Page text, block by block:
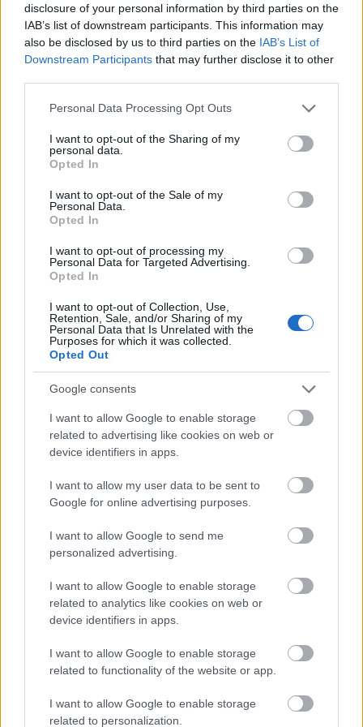
disclosure of your personal information by third parties on the
IAB’s list of downstream participants. This information may
also be disclosed by us to third parties on the IAB’s List of
Downstream Participants that may further disclose it to other
Please note that this website/app uses one or more Google
not limited to your visit or usage behaviour. You may click to
grant or deny consent to Google and its third-party tags to
use your data for below specified purposes in below Google
consent section.
Personal Data Processing Opt Outs
I want to opt-out of the Sharing of my
personal data.
Opted In
I want to opt-out of the Sale of my
Personal Data.
Opted In
I want to opt-out of processing my
Personal Data for Targeted Advertising.
Opted In
I want to opt-out of Collection, Use,
Retention, Sale, and/or Sharing of my
Personal Data that Is Unrelated with the
Purposes for which it was collected.
Opted Out
Google consents
I want to allow Google to enable storage
related to advertising like cookies on web or
device identifiers in apps.
I want to allow my user data to be sent to
Google for online advertising purposes.
I want to allow Google to send me
personalized advertising.
I want to allow Google to enable storage
related to analytics like cookies on web or
device identifiers in apps.
I want to allow Google to enable storage
related to functionality of the website or app.
I want to allow Google to enable storage
related to personalization.
αναδεικνύοντας λεπτές ραβδώσεις και απαλές,
φτερωτές υφές που παγιδεύουν το φως με τρόπο
που δίνει μια ζωντανή και δυναμική αίσθηση. Οι
λεπτοί, επιμήκεις μίσχοι τους στρίβουν
χαριτωμένα προς τα πάνω, συγκλίνοντας σε μια
φυσική διάταξη που δίνει έμφαση στην αρμονία
λεπτομέρεια στην απεικόνιση διασφαλίζει ότι κάθε
περίγραμμα και επιφάνεια είναι απτή,
απλώνει το χέρι του και βουρτσίζει τα δάχτυλά
του πάνω στα βελούδινα καπέλα.
Από την καρδιά του συμπλέγματος, μια φωτεινή
αύρα πηγάζει, ρίχνοντας μια ζεστή, χρυσή λάμψη
που ακτινοβολεί προς τα έξω και διαποτίζει
όσο και συμβολικό, ενσαρκώνει τη ζωτική ενέργεια
και την αναζωογονητική δύναμη που συχνά
συνδέονται με το cordyceps στην παραδοσιακή
ιατρική και τα σύγχρονα συμπληρώματα
διατροφής. Δημιουργεί την εντύπωση ότι αυτά τα
εδάφους, αλλά δυναμικοί οργανισμοί εμποτισμένοι
με ζωογόνες ιδιότητες. Η λάμψη φαίνεται να
συγχωνεύεται άψογα με το φυσικό ηλιακό φως που
φιλτράρεται μέσα από το σκηνικό, ενισχύοντας τη
σύνδεση μεταξύ των μανιταριών και των
ευρύτερων κύκλων ενέργειας στη φύση. Η απαλή
ένταση της αύρας υποδηλώνει υγεία, ζωντάνια και
ισορροπία, ιδιότητες που τα συμπληρώματα
cordyceps λέγεται συχνά ότι προάγουν - που
κυμαίνονται από την αυξημένη αντοχή και τη
βελτιωμένη αναπνευστική λειτουργία έως τη
συνολική ζωτικότητα.
Η μεσαία οδός υποστηρίζει αυτή την αίσθηση
ευλάβειας και ηρεμίας περιβάλλοντας τα
φύλλα και λεπτεπίλεπτοι βλαστοί πλαισιώνουν το
σύμπλεγμα cordyceps, προσθέτοντας υφή και